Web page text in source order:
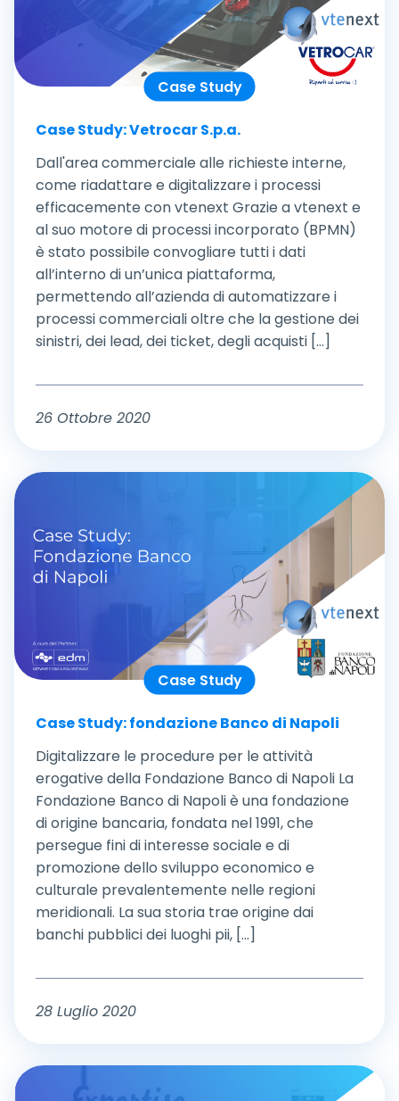
Case Study
Case Study: Vetrocar S.p.a.
Dall'area commerciale alle richieste interne,
come riadattare e digitalizzare i processi
efficacemente con vtenext Grazie a vtenext e
al suo motore di processi incorporato (BPMN)
è stato possibile convogliare tutti i dati
all’interno di un’unica piattaforma,
permettendo all’azienda di automatizzare i
processi commerciali oltre che la gestione dei
sinistri, dei lead, dei ticket, degli acquisti [...]
26 Ottobre 2020
Case Study
Case Study: fondazione Banco di Napoli
Digitalizzare le procedure per le attività
erogative della Fondazione Banco di Napoli La
Fondazione Banco di Napoli è una fondazione
di origine bancaria, fondata nel 1991, che
persegue fini di interesse sociale e di
promozione dello sviluppo economico e
culturale prevalentemente nelle regioni
meridionali. La sua storia trae origine dai
banchi pubblici dei luoghi pii, [...]
28 Luglio 2020